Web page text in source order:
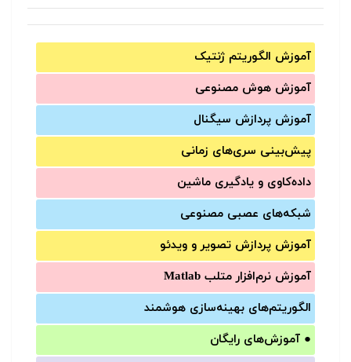
آموزش الگوریتم ژنتیک
آموزش‌ هوش مصنوعی
آموزش‌ پردازش سیگنال
پیش‌‌بینی سری‌‌های زمانی
داده‌کاوی و یادگیری ماشین
شبکه‌های عصبی مصنوعی
آموزش‌ پردازش تصویر و ویدئو
آموزش‌ نرم‌افزار متلب Matlab
الگوریتم‌های بهینه‌سازی هوشمند
● آموزش‌های رایگان